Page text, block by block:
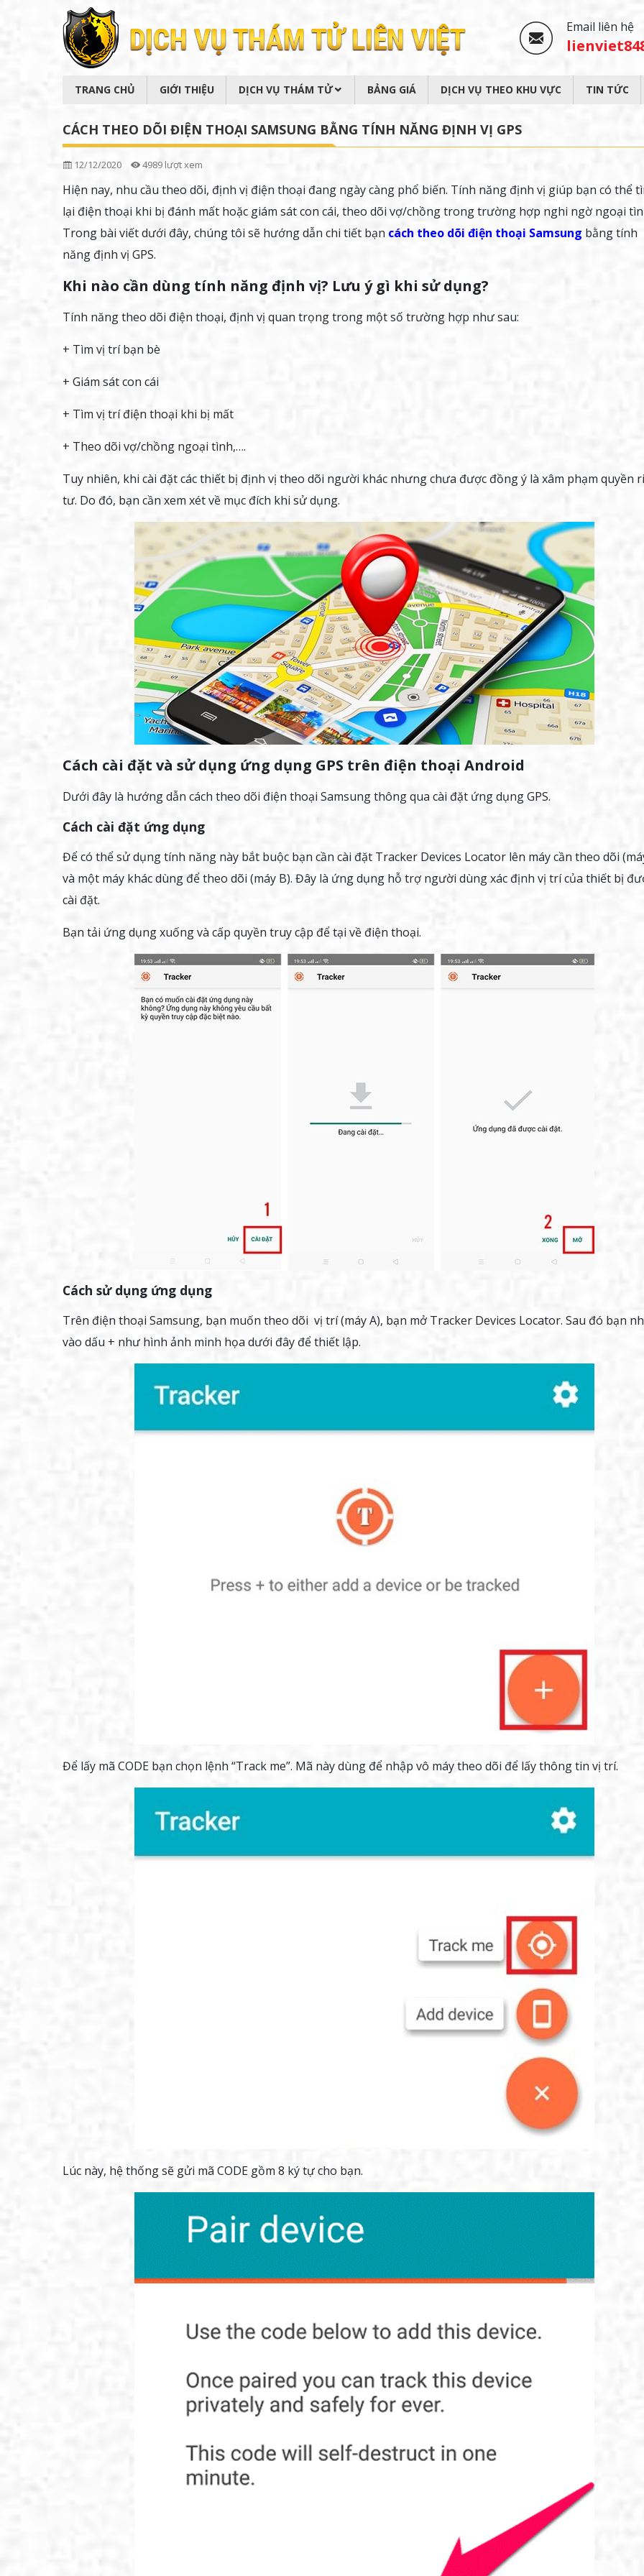
Email liên hệ
TRANG CHỦ GIỚI THIỆU DỊCH VỤ THÁM TỬ BẢNG GIÁ DỊCH VỤ THEO KHU VỰC TIN TỨC
CÁCH THEO DÕI ĐIỆN THOẠI SAMSUNG BẰNG TÍNH NĂNG ĐỊNH VỊ GPS
12/12/2020 4989 lượt xem
Hiện nay, nhu cầu theo dõi, định vị điện thoại đang ngày càng phổ biến. Tính năng định vị giúp bạn có thể
lại điện thoại khi bị đánh mất hoặc giám sát con cái, theo dõi vợ/chồng trong trường hợp nghi ngờ ngoại
Trong bài viết dưới đây, chúng tôi sẽ hướng dẫn chi tiết bạn cách theo dõi điện thoại Samsung bằng tính
năng định vị GPS.
Khi nào cần dùng tính năng định vị? Lưu ý gì khi sử dụng?
Tính năng theo dõi điện thoại, định vị quan trọng trong một số trường hợp như sau:
+ Tìm vị trí bạn bè
+ Giám sát con cái
+ Tìm vị trí điện thoại khi bị mất
+ Theo dõi vợ/chồng ngoại tình,….
Tuy nhiên, khi cài đặt các thiết bị định vị theo dõi người khác nhưng chưa được đồng ý là xâm phạm quyền
tư. Do đó, bạn cần xem xét về mục đích khi sử dụng.
Cách cài đặt và sử dụng ứng dụng GPS trên điện thoại Android
Dưới đây là hướng dẫn cách theo dõi điện thoại Samsung thông qua cài đặt ứng dụng GPS.
Cách cài đặt ứng dụng
Để có thể sử dụng tính năng này bắt buộc bạn cần cài đặt Tracker Devices Locator lên máy cần theo dõi
và một máy khác dùng để theo dõi (máy B). Đây là ứng dụng hỗ trợ người dùng xác định vị trí của thiết bị
cài đặt.
Bạn tải ứng dụng xuống và cấp quyền truy cập để tại về điện thoại.
Cách sử dụng ứng dụng
Trên điện thoại Samsung, bạn muốn theo dõi vị trí (máy A), bạn mở Tracker Devices Locator. Sau đó bạn
vào dấu + như hình ảnh minh họa dưới đây để thiết lập.
Để lấy mã CODE bạn chọn lệnh “Track me”. Mã này dùng để nhập vô máy theo dõi để lấy thông tin vị trí.
Lúc này, hệ thống sẽ gửi mã CODE gồm 8 ký tự cho bạn.